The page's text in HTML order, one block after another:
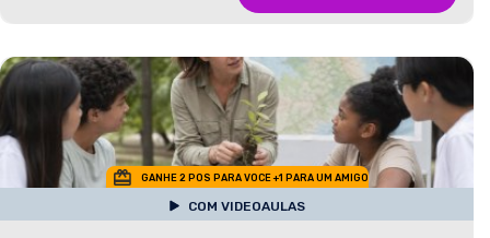
GANHE 2 POS PARA VOCE +1 PARA UM AMIGO
COM VIDEOAULAS